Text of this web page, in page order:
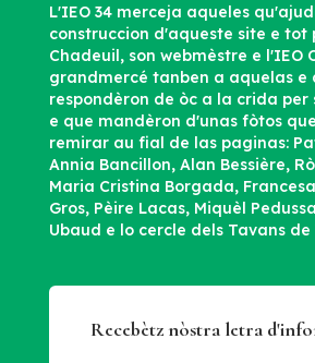
L'IEO 34 merceja aqueles
construccion d'aqueste site e tot
Chadeuil, son webmèstre e l'IEO
grandmercé tanben a aquelas e
respondèron de òc a la crida per
e que mandèron d'unas fòtos
remirar au fial de las paginas:
Annia Bancillon, Alan Bessière,
Maria Cristina Borgada,
Gros, Pèire Lacas, Miquèl
Ubaud e lo cercle dels Tavans
Recebètz nòstra letra